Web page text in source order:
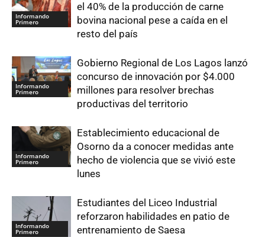
Informando
Primero
el 40% de la producción de carne
bovina nacional pese a caída en el
resto del país
Informando
Primero
Gobierno Regional de Los Lagos lanzó
concurso de innovación por $4.000
millones para resolver brechas
productivas del territorio
Informando
Primero
Establecimiento educacional de
Osorno da a conocer medidas ante
hecho de violencia que se vivió este
lunes
Informando
Primero
Estudiantes del Liceo Industrial
reforzaron habilidades en patio de
entrenamiento de Saesa